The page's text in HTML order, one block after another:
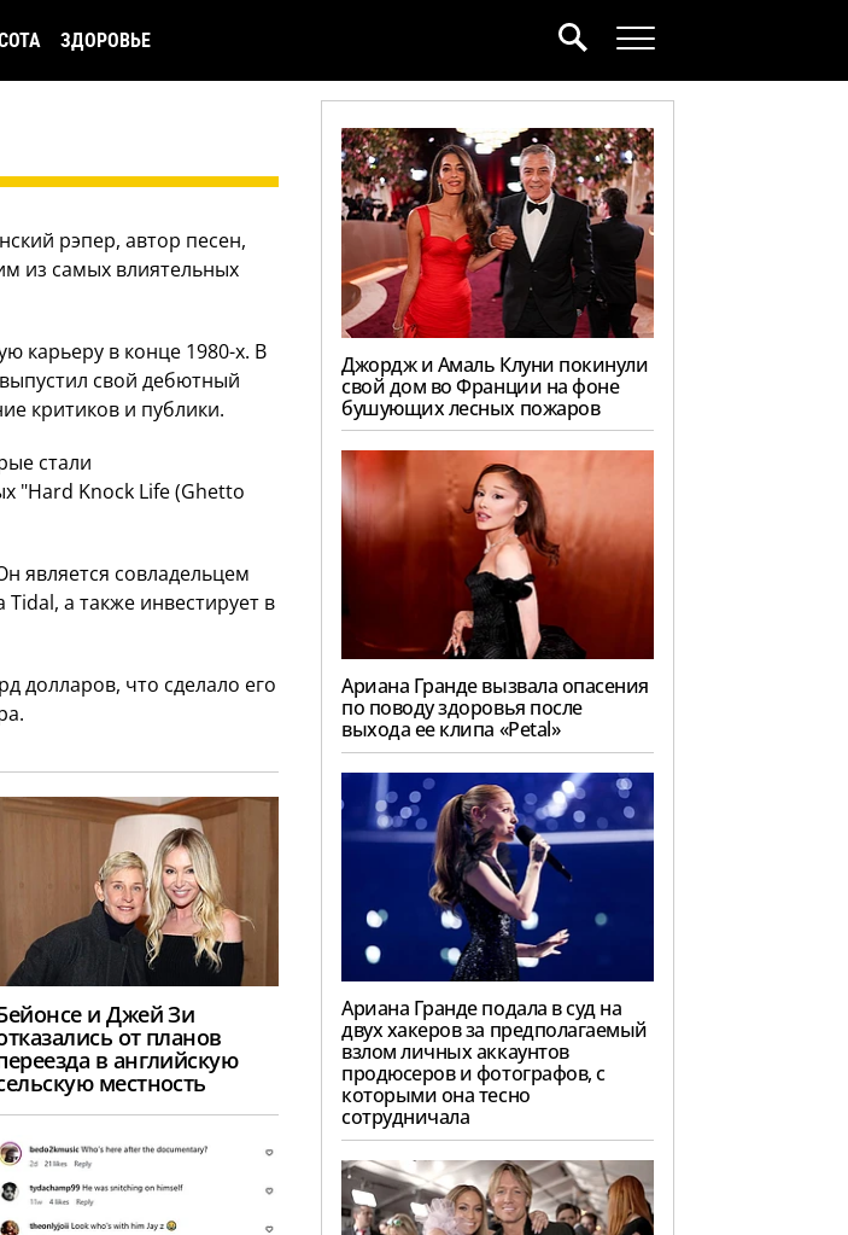
ЗДОРОВЬЕ
рэпер, автор песен,
из самых влиятельных
карьеру в конце 1980-х. В
свой дебютный
критиков и публики.
стали
"Hard Knock Life (Ghetto
является совладельцем
а также инвестирует в
долларов, что сделало его
и Джей Зи
от планов
в английскую
местность
Джордж и Амаль Клуни покинули
свой дом во Франции на фоне
бушующих лесных пожаров
Ариана Гранде вызвала опасения
по поводу здоровья после
выхода ее клипа «Petal»
Ариана Гранде подала в суд на
двух хакеров за предполагаемый
взлом личных аккаунтов
продюсеров и фотографов, с
которыми она тесно
сотрудничала